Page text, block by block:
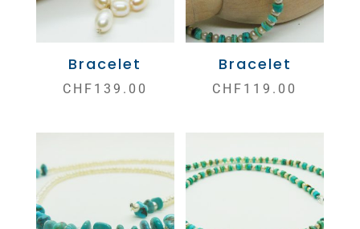
Bracelet
CHF 139.00
Bracelet
CHF 119.00